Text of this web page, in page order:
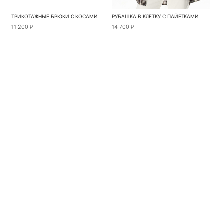
ТРИКОТАЖНЫЕ БРЮКИ С КОСАМИ
11 200 ₽
РУБАШКА В КЛЕТКУ С ПАЙЕТКАМИ
14 700 ₽